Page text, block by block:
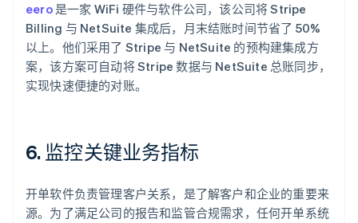
eero是一家 WiFi 硬件与软件公司，该公司将 Stripe
Billing 与 NetSuite 集成后，月末结账时间节省了 50%
以上。他们采用了 Stripe 与 NetSuite 的预构建集成方
案，该方案可自动将 Stripe 数据与 NetSuite 总账同步，
实现快速便捷的对账。
6. 监控关键业务指标
开单软件负责管理客户关系，是了解客户和企业的重要来
源。为了满足公司的报告和监管合规需求，任何开单系统